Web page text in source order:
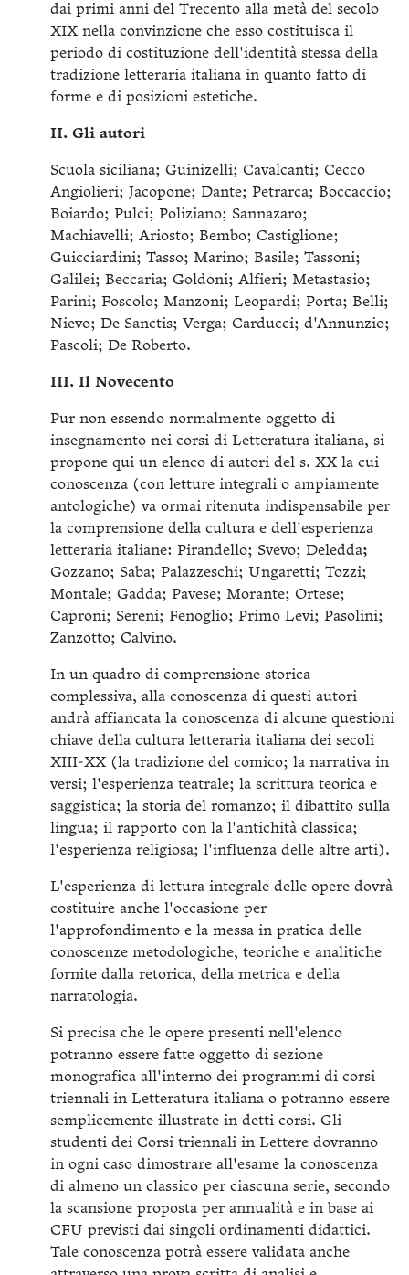
dai primi anni del Trecento alla metà del secolo
XIX nella convinzione che esso costituisca il
periodo di costituzione dell'identità stessa della
tradizione letteraria italiana in quanto fatto di
forme e di posizioni estetiche.
II. Gli autori
Scuola siciliana; Guinizelli; Cavalcanti; Cecco
Angiolieri; Jacopone; Dante; Petrarca; Boccaccio;
Boiardo; Pulci; Poliziano; Sannazaro;
Machiavelli; Ariosto; Bembo; Castiglione;
Guicciardini; Tasso; Marino; Basile; Tassoni;
Galilei; Beccaria; Goldoni; Alfieri; Metastasio;
Parini; Foscolo; Manzoni; Leopardi; Porta; Belli;
Nievo; De Sanctis; Verga; Carducci; d'Annunzio;
Pascoli; De Roberto.
III. Il Novecento
Pur non essendo normalmente oggetto di
insegnamento nei corsi di Letteratura italiana, si
propone qui un elenco di autori del s. XX la cui
conoscenza (con letture integrali o ampiamente
antologiche) va ormai ritenuta indispensabile per
la comprensione della cultura e dell'esperienza
letteraria italiane: Pirandello; Svevo; Deledda;
Gozzano; Saba; Palazzeschi; Ungaretti; Tozzi;
Montale; Gadda; Pavese; Morante; Ortese;
Caproni; Sereni; Fenoglio; Primo Levi; Pasolini;
Zanzotto; Calvino.
In un quadro di comprensione storica
complessiva, alla conoscenza di questi autori
andrà affiancata la conoscenza di alcune questioni
chiave della cultura letteraria italiana dei secoli
XIII-XX (la tradizione del comico; la narrativa in
versi; l'esperienza teatrale; la scrittura teorica e
saggistica; la storia del romanzo; il dibattito sulla
lingua; il rapporto con la l'antichità classica;
l'esperienza religiosa; l'influenza delle altre arti).
L'esperienza di lettura integrale delle opere dovrà
costituire anche l'occasione per
l'approfondimento e la messa in pratica delle
conoscenze metodologiche, teoriche e analitiche
fornite dalla retorica, della metrica e della
narratologia.
Si precisa che le opere presenti nell'elenco
potranno essere fatte oggetto di sezione
monografica all'interno dei programmi di corsi
triennali in Letteratura italiana o potranno essere
semplicemente illustrate in detti corsi. Gli
studenti dei Corsi triennali in Lettere dovranno
in ogni caso dimostrare all'esame la conoscenza
di almeno un classico per ciascuna serie, secondo
la scansione proposta per annualità e in base ai
CFU previsti dai singoli ordinamenti didattici.
Tale conoscenza potrà essere validata anche